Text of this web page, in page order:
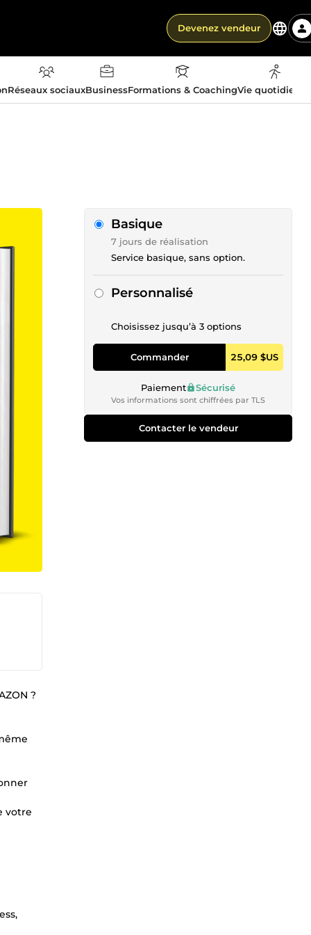
Devenez vendeur
Réseaux sociauxBusinessFormations & CoachingVie
?
votre
Basique
7 jours de réalisation
Service basique, sans option.
Personnalisé
Choisissez jusqu’à 3 options
Commander 25,09 $US
Paiement Sécurisé
Vos informations sont chiffrées par TLS
Contacter le vendeur